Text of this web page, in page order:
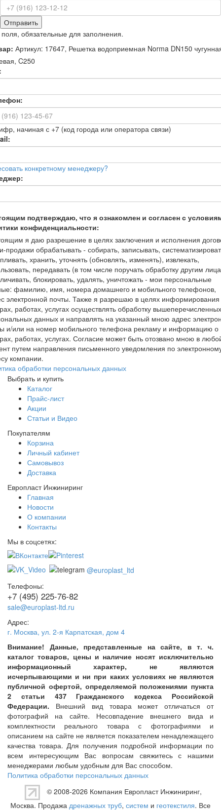
Отправить
обязательные для заполнения.
Артикул: 17647, Решетка водоприемная Norma DN150
C250
начиная с +7 (код города или оператора связи)
конкретному менеджеру?
подтверждаю, что я ознакомлен и согласен с
конфиденциальности:
я даю разрешение в целях заключения и исполнения
продажи обрабатывать - собирать, записывать,
хранить, уточнять (обновлять, изменять), извлекать,
передавать (в том числе поручать обработку другим
блокировать, удалять, уничтожать - мои персональные
фамилию, имя, номера домашнего и мобильного телефонов,
электронной почты. Также я разрешаю в целях
работах, услугах осуществлять обработку вышеперечисленных
данных и направлять на указанный мною адрес
и/или на номер мобильного телефона рекламу и информацию о
работах, услугах. Согласие может быть отозвано мною в
путем направления письменного уведомления по
компании.
обработки персональных данных
Выбрать и купить
Каталог
Прайс-лист
Акции
Статьи и Видео
Покупателям
Корзина
Личный кабинет
Самовывоз
Доставка
Европласт Инжиниринг
Главная
Новости
О компании
Контакты
Мы в соцсетях:
@europlast_ltd
Телефоны:
+7 (495) 225-76-82
sale@europlast-ltd.ru
Адрес:
г. Москва, ул. 2-я Карпатская, дом 4
Внимание! Данные, представленные на сайте, в т. ч.
каталог товаров, цены и наличие носят исключительно
информационный характер, не являются
исчерпывающими и ни при каких условиях не являются
публичной офертой, определяемой положениями пункта
2 статьи 437 Гражданского кодекса Российской
Федерации. Внешний вид товара может отличаться от
фотографий на сайте. Несовпадение внешнего вида и
комплектности реального товара с фотографиями и
описанием на сайте не является показателем ненадлежащего
качества товара. Для получения подробной информации по
всем интересующим Вас вопросам свяжитесь с нашими
менеджерами любым удобным для Вас способом.
Политика обработки персональных данных
© 2008-2026 Компания Европласт Инжиниринг,
Москва. Продажа дренажных труб, систем и геотекстиля. Все